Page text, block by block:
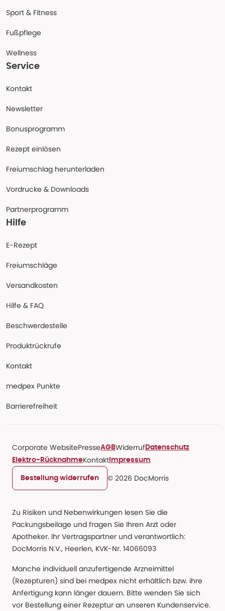
Sport & Fitness
Fußpflege
Wellness
Service
Kontakt
Newsletter
Bonusprogramm
Rezept einlösen
Freiumschlag herunterladen
Vordrucke & Downloads
Partnerprogramm
Hilfe
E-Rezept
Freiumschläge
Versandkosten
Hilfe & FAQ
Beschwerdestelle
Produktrückrufe
Kontakt
medpex Punkte
Barrierefreiheit
Corporate WebsitePresseAGBWiderruf Datenschutz
Elektro-RücknahmeKontakt Impressum
Bestellung widerrufen © 2026 DocMorris
Zu Risiken und Nebenwirkungen lesen Sie die
Packungsbeilage und fragen Sie Ihren Arzt oder
Apotheker. Ihr Vertragspartner und verantwortlich:
DocMorris N.V., Heerlen, KVK-Nr. 14066093
Manche individuell anzufertigende Arzneimittel
(Rezepturen) sind bei medpex nicht erhältlich bzw. ihre
Anfertigung kann länger dauern. Bitte wenden Sie sich
vor Bestellung einer Rezeptur an unseren Kundenservice.